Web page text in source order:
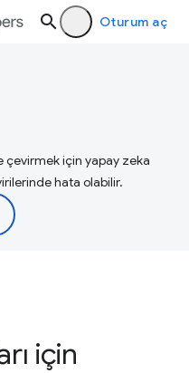
Oturum aç
için yapay zeka
hata olabilir.
için